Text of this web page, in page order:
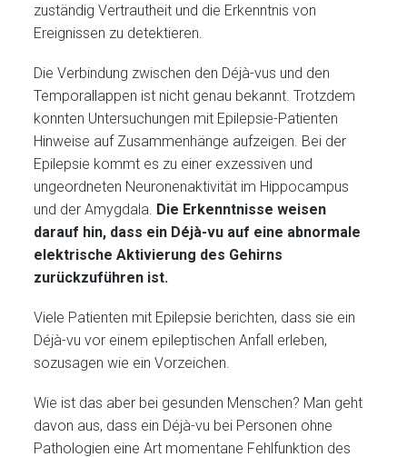
zuständig Vertrautheit und die Erkenntnis von
Ereignissen zu detektieren.
Die Verbindung zwischen den Déjà-vus und den
Temporallappen ist nicht genau bekannt. Trotzdem
konnten Untersuchungen mit Epilepsie-Patienten
Hinweise auf Zusammenhänge aufzeigen. Bei der
Epilepsie kommt es zu einer exzessiven und
ungeordneten Neuronenaktivität im Hippocampus
und der Amygdala. Die Erkenntnisse weisen
darauf hin, dass ein Déjà-vu auf eine abnormale
elektrische Aktivierung des Gehirns
zurückzuführen ist.
Viele Patienten mit Epilepsie berichten, dass sie ein
Déjà-vu vor einem epileptischen Anfall erleben,
sozusagen wie ein Vorzeichen.
Wie ist das aber bei gesunden Menschen? Man geht
davon aus, dass ein Déjà-vu bei Personen ohne
Pathologien eine Art momentane Fehlfunktion des